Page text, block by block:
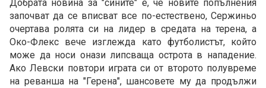
Добрата новина за "сините" е, че новите попълнения
започват да се вписват все по-естествено, Сержиньо
очертава ролята си на лидер в средата на терена, а
Око-Флекс вече изглежда като футболистът, който
може да носи онази липсваща острота в нападение.
Ако Левски повтори играта си от второто полувреме
на реванша на "Герена", шансовете му да продължи